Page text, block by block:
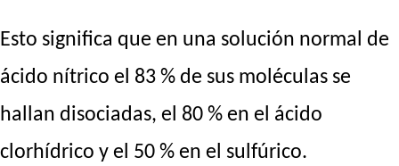
Esto significa que en una solución normal de
ácido nítrico el 83 % de sus moléculas se
hallan disociadas, el 80 % en el ácido
clorhídrico y el 50 % en el sulfúrico.